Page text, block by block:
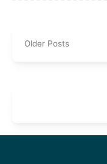
Older Posts